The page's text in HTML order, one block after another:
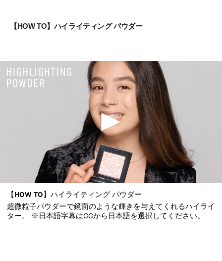
【HOW TO】ハイライティング パウダー
【HOW TO】ハイライティング パウダー
超微粒子パウダーで鏡面のような輝きを与えてくれるハイライ
ター。 ※日本語字幕はCCから日本語を選択してください。